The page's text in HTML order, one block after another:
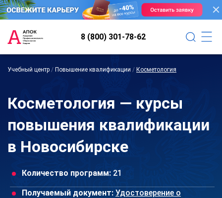
8 (800) 301-78-62
Учебный центр / Повышение квалификации / Косметология
Косметология — курсы
повышения квалификации
в Новосибирске
Количество программ: 21
Получаемый документ: Удостоверение о